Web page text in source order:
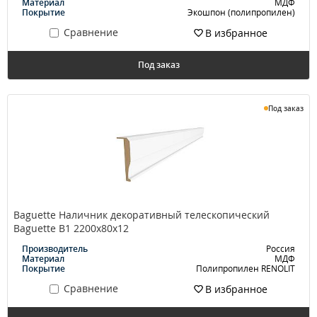
Покрытие
Экошпон (полипропилен)
Сравнение В избранное
Под заказ
Под заказ
Baguette Наличник декоративный телескопический
Baguette В1 2200х80х12
Производитель
Россия
Материал
МДФ
Покрытие
Полипропилен RENOLIT
Сравнение В избранное